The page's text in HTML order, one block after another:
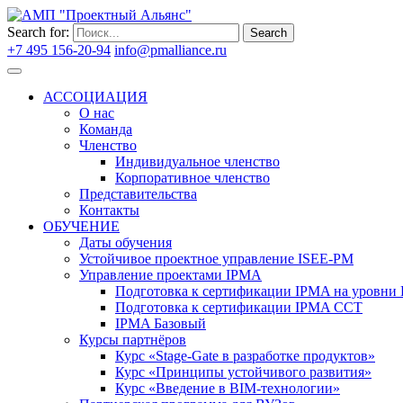
Search for: Search
+7 495 156-20-94 info@pmalliance.ru
АССОЦИАЦИЯ
О нас
Команда
Членство
Индивидуальное членство
Корпоративное членство
Представительства
Контакты
ОБУЧЕНИЕ
Даты обучения
Устойчивое проектное управление ISEE-PM
Управление проектами IPMA
Подготовка к сертификации IPMA на уровни
Подготовка к сертификации IPMA CCT
IPMA Базовый
Курсы партнёров
Курс «Stage-Gate в разработке продуктов»
Курс «Принципы устойчивого развития»
Курс «Введение в BIM-технологии»